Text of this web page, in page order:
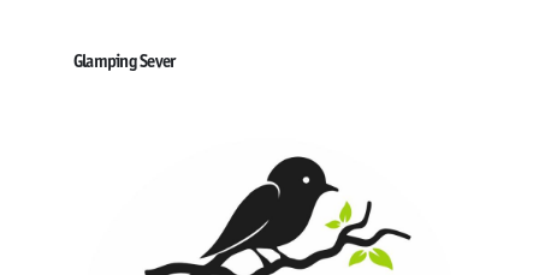
Glamping Sever